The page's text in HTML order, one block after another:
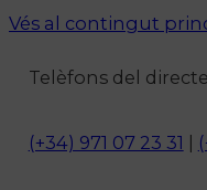
Vés al contingut
Telèfons del
(+34) 971 07 23 31
OCI